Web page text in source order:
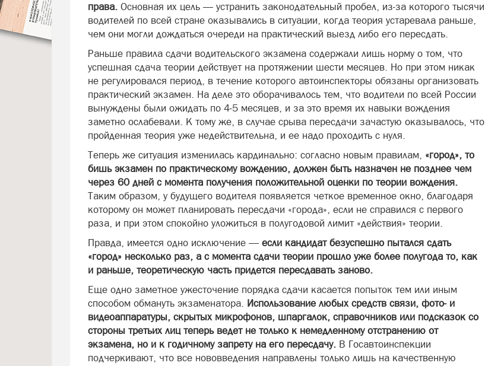
права. Основная их цель — устранить законодательный пробел, из-за которого тысячи
водителей по всей стране оказывались в ситуации, когда теория устаревала раньше,
чем они могли дождаться очереди на практический выезд либо его пересдать.
Раньше правила сдачи водительского экзамена содержали лишь норму о том, что
успешная сдача теории действует на протяжении шести месяцев. Но при этом никак
не регулировался период, в течение которого автоинспекторы обязаны организовать
практический экзамен. На деле это оборачивалось тем, что водители по всей России
вынуждены были ожидать по 4-5 месяцев, и за это время их навыки вождения
заметно ослабевали. К тому же, в случае срыва пересдачи зачастую оказывалось, что
пройденная теория уже недействительна, и ее надо проходить с нуля.
Теперь же ситуация изменилась кардинально: согласно новым правилам, «город», то
бишь экзамен по практическому вождению, должен быть назначен не позднее чем
через 60 дней с момента получения положительной оценки по теории вождения.
Таким образом, у будущего водителя появляется четкое временное окно, благодаря
которому он может планировать пересдачи «города», если не справился с первого
раза, и при этом спокойно уложиться в полугодовой лимит «действия» теории.
Правда, имеется одно исключение — если кандидат безуспешно пытался сдать
«город» несколько раз, а с момента сдачи теории прошло уже более полугода то, как
и раньше, теоретическую часть придется пересдавать заново.
Еще одно заметное ужесточение порядка сдачи касается попыток тем или иным
способом обмануть экзаменатора. Использование любых средств связи, фото- и
видеоаппаратуры, скрытых микрофонов, шпаргалок, справочников или подсказок со
стороны третьих лиц теперь ведет не только к немедленному отстранению от
экзамена, но и к годичному запрету на его пересдачу. В Госавтоинспекции
подчеркивают, что все нововведения направлены только лишь на качественную